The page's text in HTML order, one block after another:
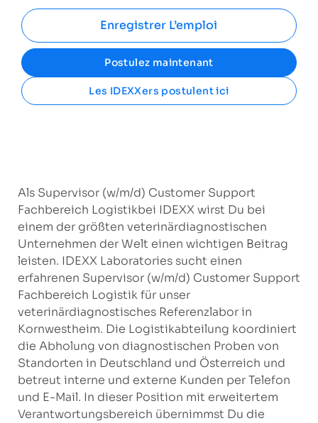
Enregistrer L’emploi
Postulez maintenant
Les IDEXXers postulent ici
Als Supervisor (w/m/d) Customer Support
Fachbereich Logistikbei IDEXX wirst Du bei
einem der größten veterinärdiagnostischen
Unternehmen der Welt einen wichtigen Beitrag
leisten. IDEXX Laboratories sucht einen
erfahrenen Supervisor (w/m/d) Customer Support
Fachbereich Logistik für unser
veterinärdiagnostisches Referenzlabor in
Kornwestheim. Die Logistikabteilung koordiniert
die Abholung von diagnostischen Proben von
Standorten in Deutschland und Österreich und
betreut interne und externe Kunden per Telefon
und E-Mail. In dieser Position mit erweitertem
Verantwortungsbereich übernimmst Du die